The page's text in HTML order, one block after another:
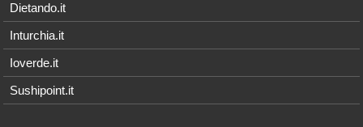
Dietando.it
Inturchia.it
Ioverde.it
Sushipoint.it